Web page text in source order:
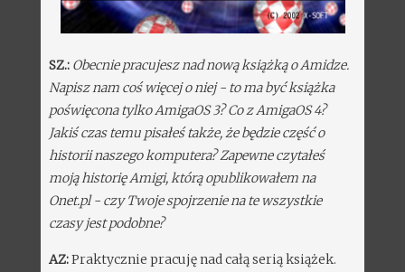
SZ.: Obecnie pracujesz nad nową książką o Amidze.
Napisz nam coś więcej o niej - to ma być książka
poświęcona tylko AmigaOS 3? Co z AmigaOS 4?
Jakiś czas temu pisałeś także, że będzie część o
historii naszego komputera? Zapewne czytałeś
moją historię Amigi, którą opublikowałem na
Onet.pl - czy Twoje spojrzenie na te wszystkie
czasy jest podobne?
AZ:Praktycznie pracuję nad całą serią książek.